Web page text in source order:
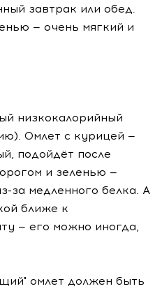
завтрак или обед.
— очень мягкий и
низкокалорийный
Омлет с курицей —
подойдёт после
и зеленью —
за медленного белка. А
ближе к
— его можно иногда,
омлет должен быть